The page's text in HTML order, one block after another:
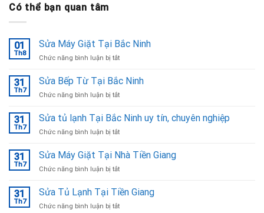
Có thể bạn quan tâm
01
Th8
Sửa Máy Giặt Tại Bắc Ninh
Chức năng bình luận bị tắtở
Máy
Tại
Ninh
31
Th7
Sửa Bếp Từ Tại Bắc Ninh
Chức năng bình luận bị tắtở
Bếp
Tại
Ninh
31
Th7
Sửa tủ lạnh Tại Bắc Ninh uy tín, chuyên nghiệp
Chức năng bình luận bị tắtở
tủ
Tại
Ninh
31
Th7
Sửa Máy Giặt Tại Nhà Tiền Giang
Chức năng bình luận bị tắtở
Máy
Giặt
Tại
31
Th7
Sửa Tủ Lạnh Tại Tiền Giang
Chức năng bình luận bị tắtở